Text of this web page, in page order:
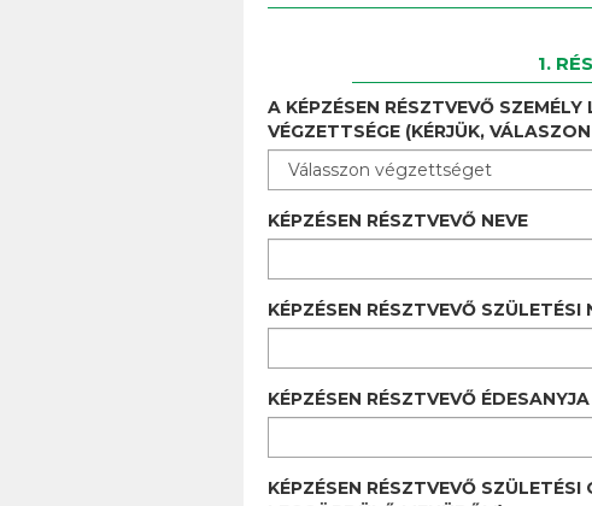
1.
A KÉPZÉSEN RÉSZTVEVŐ
VÉGZETTSÉGE (KÉRJÜK,
KÉPZÉSEN RÉSZTVEVŐ NEVE
KÉPZÉSEN RÉSZTVEVŐ SZÜLETÉSI
KÉPZÉSEN RÉSZTVEVŐ
KÉPZÉSEN RÉSZTVEVŐ